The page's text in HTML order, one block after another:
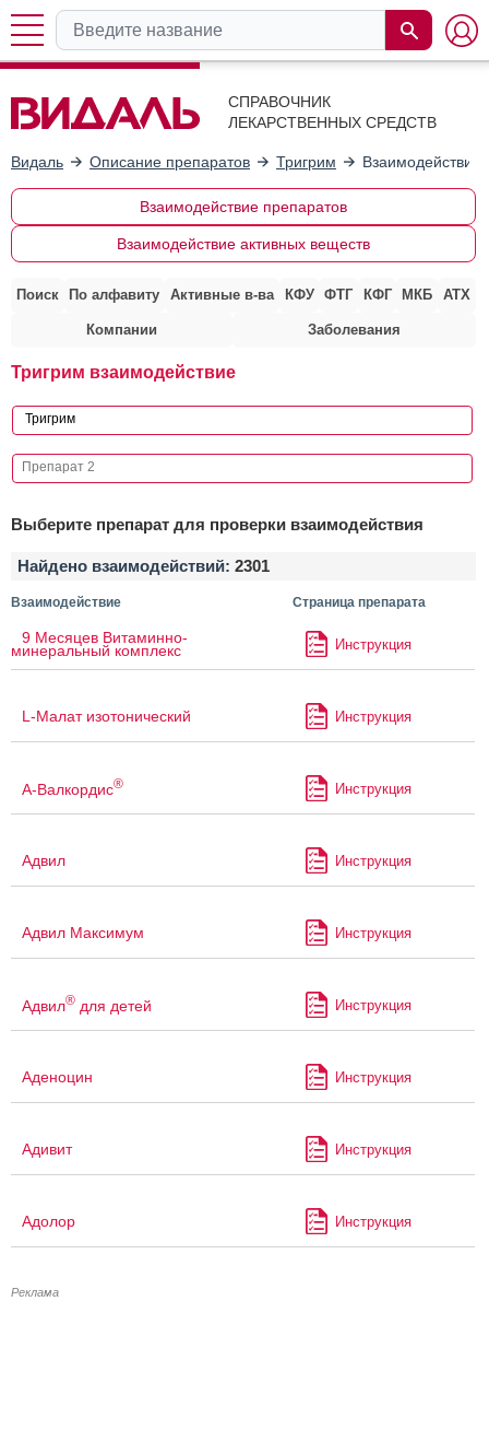
СПРАВОЧНИК
ЛЕКАРСТВЕННЫХ СРЕДСТВ
Видаль Описание препаратов Тригрим Взаимодействие
Взаимодействие препаратов
Взаимодействие активных веществ
Поиск По алфавиту Активные в-ва КФУ ФТГ КФГ МКБ АТХ
Компании Заболевания
Тригрим взаимодействие
Выберите препарат для проверки взаимодействия
Найдено взаимодействий: 2301
Взаимодействие Страница препарата
9 Месяцев Витаминно-
минеральный комплекс Инструкция
L-Малат изотонический Инструкция
А-Валкордис® Инструкция
Адвил Инструкция
Адвил Максимум Инструкция
Адвил® для детей Инструкция
Аденоцин Инструкция
Адивит Инструкция
Адолор Инструкция
Реклама